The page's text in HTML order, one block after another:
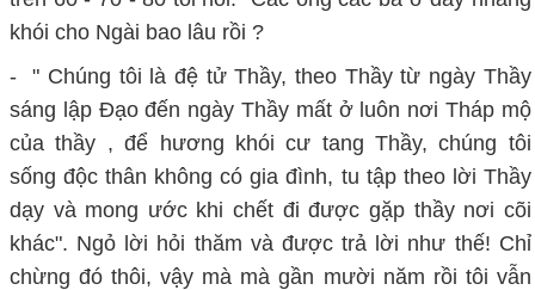
khói cho Ngài bao lâu rồi ?
- " Chúng tôi là đệ tử Thầy, theo Thầy từ ngày Thầy
sáng lập Đạo đến ngày Thầy mất ở luôn nơi Tháp mộ
của thầy , để hương khói cư tang Thầy, chúng tôi
sống độc thân không có gia đình, tu tập theo lời Thầy
dạy và mong ước khi chết đi được gặp thầy nơi cõi
khác". Ngỏ lời hỏi thăm và được trả lời như thế! Chỉ
chừng đó thôi, vậy mà mà gần mười năm rồi tôi vẫn